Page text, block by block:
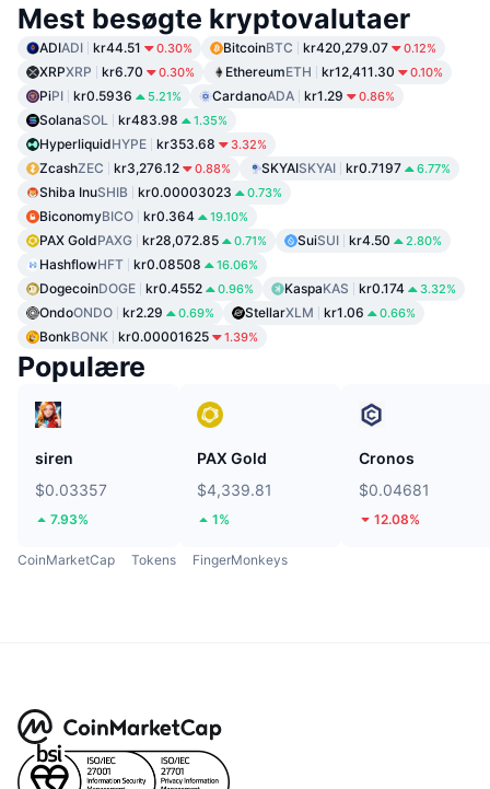
Mest besøgte kryptovalutaer
ADIADI kr44.51 0.30% BitcoinBTC kr420,279.07 0.12%
XRPXRP kr6.70 0.30% EthereumETH kr12,411.30 0.10%
PiPI kr0.5936 5.21% CardanoADA kr1.29 0.86%
SolanaSOL kr483.98 1.35%
HyperliquidHYPE kr353.68 3.32%
ZcashZEC kr3,276.12 0.88% SKYAISKYAI kr0.7197 6.77%
Shiba InuSHIB kr0.00003023 0.73%
BiconomyBICO kr0.364 19.10%
PAX GoldPAXG kr28,072.85 0.71% SuiSUI kr4.50 2.80%
HashflowHFT kr0.08508 16.06%
DogecoinDOGE kr0.4552 0.96% KaspaKAS kr0.174 3.32%
OndoONDO kr2.29 0.69% StellarXLM kr1.06 0.66%
BonkBONK kr0.00001625 1.39%
Populære
siren
$0.03357
7.93%
PAX Gold
$4,339.81
1%
Cronos
$0.04681
12.08%
CoinMarketCap Tokens FingerMonkeys